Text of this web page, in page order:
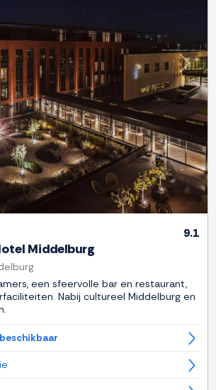
Next
9.1
Middelburg
een sfeervolle bar en restaurant,
Nabij cultureel Middelburg en